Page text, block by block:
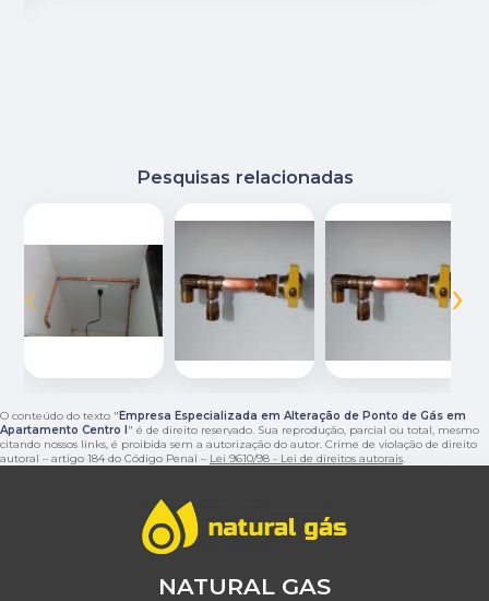
Pesquisas relacionadas
‹ ›
O conteúdo do texto " Empresa Especializada em Alteração de Ponto de Gás em
Apartamento Centro I " é de direito reservado. Sua reprodução, parcial ou total, mesmo
citando nossos links, é proibida sem a autorização do autor. Crime de violação de direito
autoral – artigo 184 do Código Penal – Lei 9610/98 - Lei de direitos autorais.
NATURAL GAS